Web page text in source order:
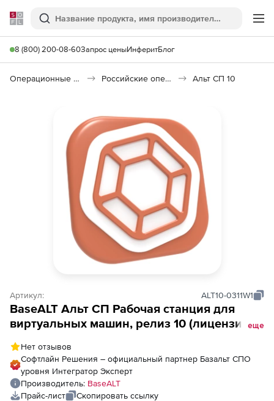
Softline
Поиск
8 (800) 200-08-60Запрос ценыИнферитБлог
Операционные системы Российские операционные системы (Импортозамещение) Альт СП 10
Артикул: ALT10-0311W1
BaseALT Альт СП Рабочая станция для
виртуальных машин, релиз 10 (лицензия с
архитектура ARMv8
еще
Нет отзывов
Софтлайн Решения – официальный партнер Базальт СПО
уровня Интегратор Эксперт
Производитель: BaseALT
Прайс-лист
Скопировать ссылку